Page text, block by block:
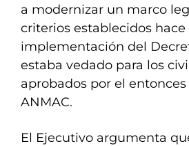
a modernizar un marco
criterios establecidos
implementación del
estaba vedado para los
aprobados por el
ANMAC.
El Ejecutivo argumenta